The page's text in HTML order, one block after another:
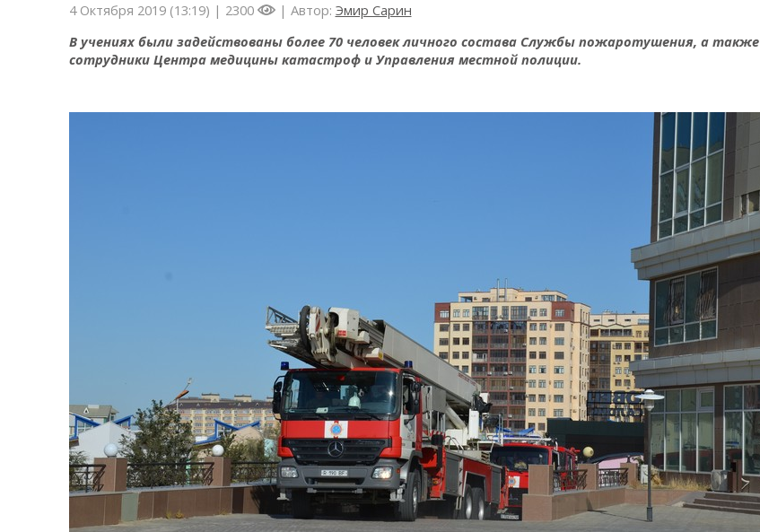
4 Октября 2019 (13:19) | 2300 | Автор: Эмир Сарин
В учениях были задействованы более 70 человек личного состава Службы пожаротушения, а также
сотрудники Центра медицины катастроф и Управления местной полиции.